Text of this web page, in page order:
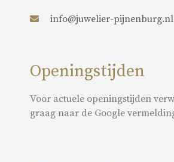
info@juwelier-pijnenburg.nl
Openingstijden
Voor actuele openingstijden
graag naar de Google